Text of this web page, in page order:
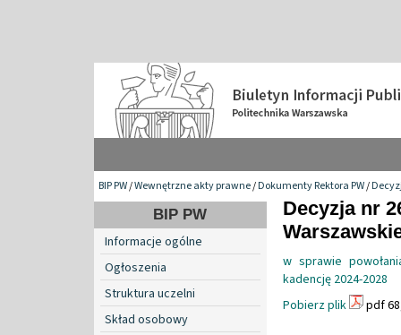
BIP PW/Wewnętrzne akty prawne/Dokumenty Rektora PW/
BIP PW
Informacje ogólne
Ogłoszenia
Struktura uczelni
Skład osobowy
Decyzja nr
w sprawie
kadencję 2024-2028
Pobierz plik
pdf